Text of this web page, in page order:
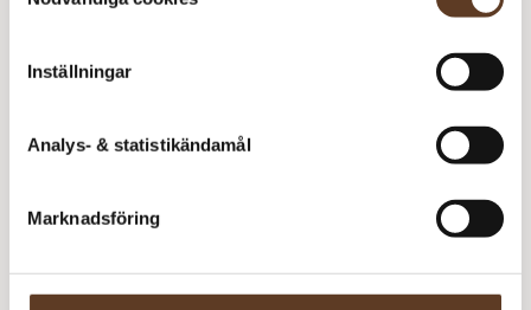
Inställningar
Analys- & statistikändamål
Marknadsföring